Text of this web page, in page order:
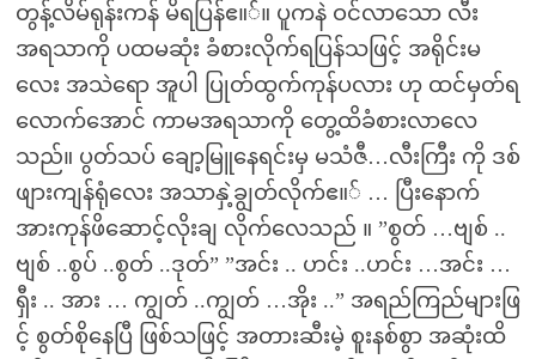
တွန့်လိမ်ရုန်းကန် မိရပြန်ဧ။်။ ပူကနဲ ဝင်လာသော လီး
အရသာကို ပထမဆုံး ခံစားလိုက်ရပြန်သဖြင့် အရိုင်းမ
လေး အသဲရော အူပါ ပြုတ်ထွက်ကုန်ပလား ဟု ထင်မှတ်ရ
လောက်အောင် ကာမအရသာကို တွေ့ထိခံစားလာလေ
သည်။ ပွတ်သပ် ချော့မြူနေရင်းမှ မသံဇီ…လီးကြီး ကို ဒစ်
ဖျားကျန်ရုံလေး အသာနှဲ့ချွတ်လိုက်ဧ။် … ပြီးနောက်
အားကုန်ဖိဆောင့်လိုးချ လိုက်လေသည် ။ ”စွတ် …ဗျစ် ..
ဗျစ် ..စွပ် ..စွတ် ..ဒုတ်” ”အင်း .. ဟင်း ..ဟင်း …အင်း …
ရှီး .. အား … ကျွတ် ..ကျွတ် …အိုး ..” အရည်ကြည်များဖြ
င့် စွတ်စိုနေပြီ ဖြစ်သဖြင့် အတားဆီးမဲ့ စူးနစ်စွာ အဆုံးထိ